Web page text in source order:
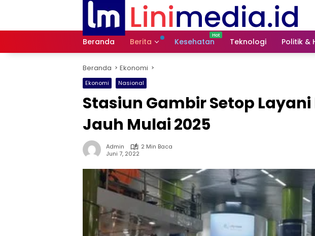
Beranda Berita Kesehatan Teknologi Politik &
Beranda Ekonomi
Ekonomi Nasional
Stasiun Gambir Setop
Jauh Mulai 2025
Admin
2 Min Baca
Juni 7, 2022